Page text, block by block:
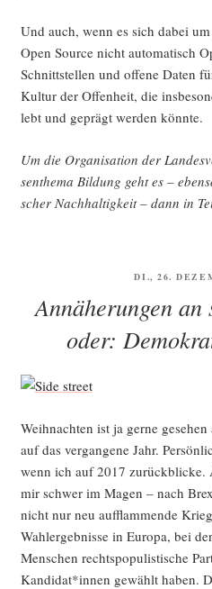
Und auch, wenn es sich dabei
Open Source nicht auto­ma­tisch
Schnitt­stel­len und offe­ne Daten
Kul­tur der Offen­heit, die
lebt und geprägt wer­den könnte.
Um die Orga­ni­sa­ti­on der
sen­the­ma Bil­dung geht es –
scher Nach­hal­tig­keit – dann in
DI., 26.
Annäherungen an
oder:
Weih­nach­ten ist ja ger­ne
auf das ver­gan­ge­ne Jahr.
wenn ich auf 2017 zurück­bli­cke.
mir schwer im Magen – nach
nicht nur neu auf­flam­men­de
Wahl­er­geb­nis­se in Euro­pa, bei
Men­schen rechts­po­pu­lis­ti­sche
Kandidat*innen gewählt haben.